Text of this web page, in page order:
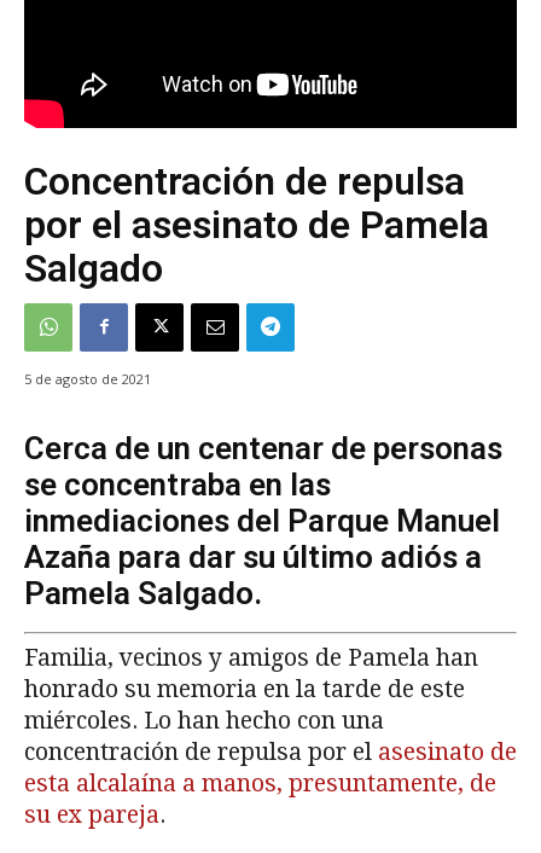
Concentración de repulsa
por el asesinato de Pamela
Salgado
5 de agosto de 2021
Cerca de un centenar de personas
se concentraba en las
inmediaciones del Parque Manuel
Azaña para dar su último adiós a
Pamela Salgado.
Familia, vecinos y amigos de Pamela han
honrado su memoria en la tarde de este
miércoles. Lo han hecho con una
concentración de repulsa por el asesinato de
esta alcalaína a manos, presuntamente, de
su ex pareja.